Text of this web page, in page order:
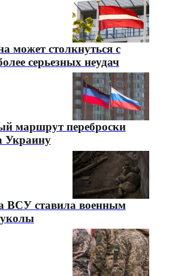
может столкнуться с
серьезных неудач
маршрут переброски
Украину
ВСУ ставила военным